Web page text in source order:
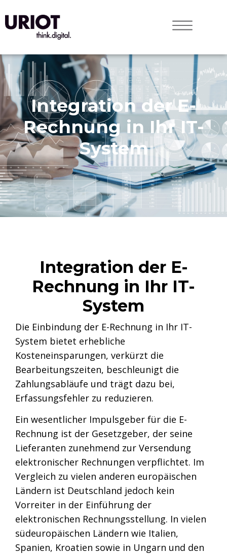
Integration der E-
Rechnung in Ihr IT-
System
Integration der E-
Rechnung in Ihr IT-
System
Die Einbindung der E-Rechnung in Ihr IT-
System bietet erhebliche
Kosteneinsparungen, verkürzt die
Bearbeitungszeiten, beschleunigt die
Zahlungsabläufe und trägt dazu bei,
Erfassungsfehler zu reduzieren.
Ein wesentlicher Impulsgeber für die E-
Rechnung ist der Gesetzgeber, der seine
Lieferanten zunehmend zur Versendung
elektronischer Rechnungen verpflichtet. Im
Vergleich zu vielen anderen europäischen
Ländern ist Deutschland jedoch kein
Vorreiter in der Einführung der
elektronischen Rechnungsstellung. In vielen
südeuropäischen Ländern wie Italien,
Spanien, Kroatien sowie in Ungarn und den